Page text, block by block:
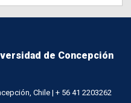
de Concepción
Chile | + 56 41 2203262